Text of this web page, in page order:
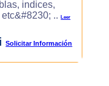
indices,
etc&#8230; ..Leer
i Solicitar Información